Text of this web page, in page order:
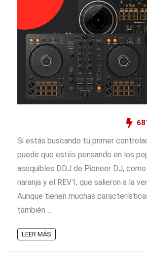
Si estás buscando tu primer
puede que estés pensando en los
asequibles DDJ de Pioneer DJ,
naranja y el REV1, que salieron a la
Aunque tienen muchas
también ...
LEER MÁS